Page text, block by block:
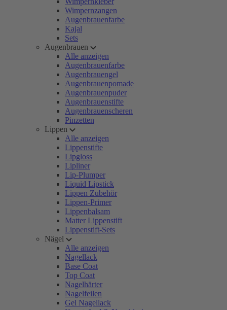
Wimpernzangen
Augenbrauenfarbe
Kajal
Sets
Augenbrauen
Alle anzeigen
Augenbrauenfarbe
Augenbrauengel
Augenbrauenpomade
Augenbrauenpuder
Augenbrauenstifte
Augenbrauenscheren
Pinzetten
Lippen
Alle anzeigen
Lippenstifte
Lipgloss
Lipliner
Lip-Plumper
Liquid Lipstick
Lippen Zubehör
Lippen-Primer
Lippenbalsam
Matter Lippenstift
Lippenstift-Sets
Nägel
Alle anzeigen
Nagellack
Base Coat
Top Coat
Nagelhärter
Nagelfeilen
Gel Nagellack